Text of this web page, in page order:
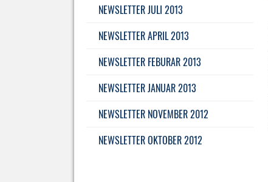
NEWSLETTER JULI 2013
NEWSLETTER APRIL 2013
NEWSLETTER FEBURAR 2013
NEWSLETTER JANUAR 2013
NEWSLETTER NOVEMBER 2012
NEWSLETTER OKTOBER 2012